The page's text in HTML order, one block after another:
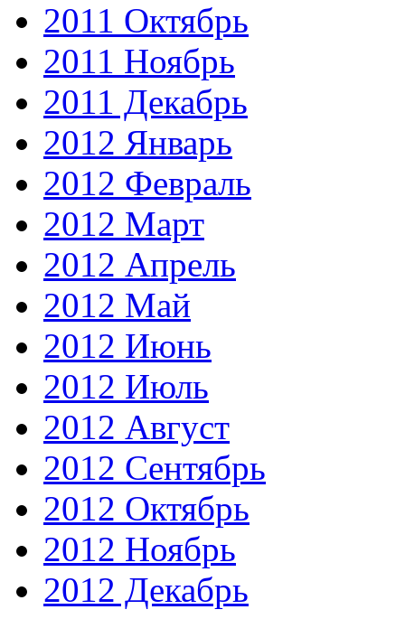
2011 Октябрь
2011 Ноябрь
2011 Декабрь
2012 Январь
2012 Февраль
2012 Март
2012 Апрель
2012 Май
2012 Июнь
2012 Июль
2012 Август
2012 Сентябрь
2012 Октябрь
2012 Ноябрь
2012 Декабрь